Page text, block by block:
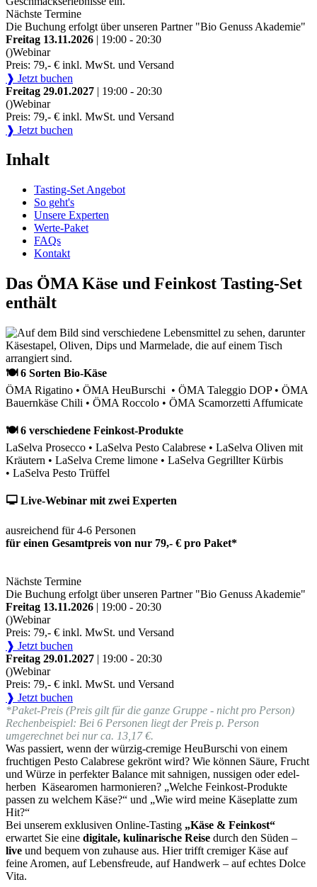
Nächste Termine
Die Buchung erfolgt über unseren Partner "Bio Genuss Akademie"
Freitag 13.11.2026 | 19:00 - 20:30
()Webinar
Preis: 79,- € inkl. MwSt. und Versand
❱ Jetzt buchen
Freitag 29.01.2027 | 19:00 - 20:30
()Webinar
Preis: 79,- € inkl. MwSt. und Versand
❱ Jetzt buchen
Inhalt
Tasting-Set Angebot
So geht's
Unsere Experten
Werte-Paket
FAQs
Kontakt
Das ÖMA Käse und Feinkost Tasting-Set
enthält
🍽 6 Sorten Bio-Käse
ÖMA Rigatino • ÖMA HeuBurschi • ÖMA Taleggio DOP • ÖMA
Bauernkäse Chili • ÖMA Roccolo • ÖMA Scamorzetti Affumicate
🍽 6 verschiedene Feinkost-Produkte
LaSelva Prosecco • LaSelva Pesto Calabrese • LaSelva Oliven mit
Kräutern • LaSelva Creme limone • LaSelva Gegrillter Kürbis
• LaSelva Pesto Trüffel
🖵 Live-Webinar mit zwei Experten
ausreichend für 4-6 Personen
für einen Gesamtpreis von nur 79,- € pro Paket*
Nächste Termine
Die Buchung erfolgt über unseren Partner "Bio Genuss Akademie"
Freitag 13.11.2026 | 19:00 - 20:30
()Webinar
Preis: 79,- € inkl. MwSt. und Versand
❱ Jetzt buchen
Freitag 29.01.2027 | 19:00 - 20:30
()Webinar
Preis: 79,- € inkl. MwSt. und Versand
❱ Jetzt buchen
*Paket-Preis (Preis gilt für die ganze Gruppe - nicht pro Person)
Rechenbeispiel: Bei 6 Personen liegt der Preis p. Person
umgerechnet bei nur ca. 13,17 €.
Was passiert, wenn der würzig-cremige HeuBurschi von einem
fruchtigen Pesto Calabrese gekrönt wird? Wie können Säure, Frucht
und Würze in perfekter Balance mit sahnigen, nussigen oder edel-
herben Käsearomen harmonieren? „Welche Feinkost-Produkte
passen zu welchem Käse?“ und „Wie wird meine Käseplatte zum
Hit?“
Bei unserem exklusiven Online-Tasting „Käse & Feinkost“
erwartet Sie eine digitale, kulinarische Reise durch den Süden –
live und bequem von zuhause aus. Hier trifft cremiger Käse auf
feine Aromen, auf Lebensfreude, auf Handwerk – auf echtes Dolce
Vita.